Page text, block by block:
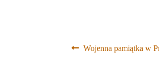
Nawigacja
Poprzedni
Wojenna pamiątka w